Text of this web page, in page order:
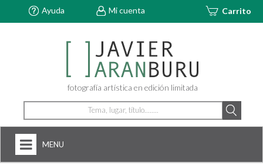
Carrito
Mi cuenta
Ayuda
fotografía artística en edición limitada
MENU